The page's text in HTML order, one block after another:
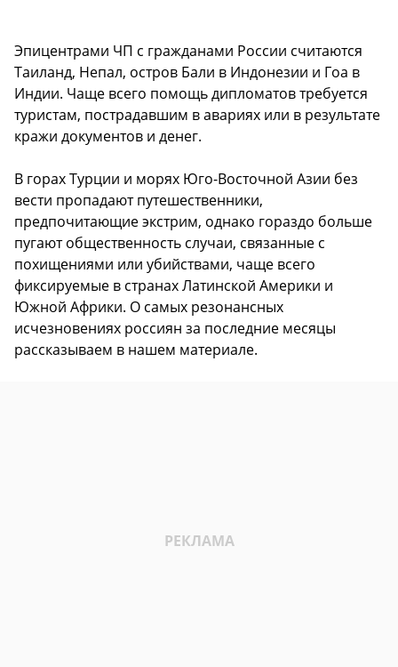
Эпицентрами ЧП с гражданами России считаются
Таиланд, Непал, остров Бали в Индонезии и Гоа в
Индии. Чаще всего помощь дипломатов требуется
туристам, пострадавшим в авариях или в результате
кражи документов и денег.
В горах Турции и морях Юго-Восточной Азии без
вести пропадают путешественники,
предпочитающие экстрим, однако гораздо больше
пугают общественность случаи, связанные с
похищениями или убийствами, чаще всего
фиксируемые в странах Латинской Америки и
Южной Африки. О самых резонансных
исчезновениях россиян за последние месяцы
рассказываем в нашем материале.